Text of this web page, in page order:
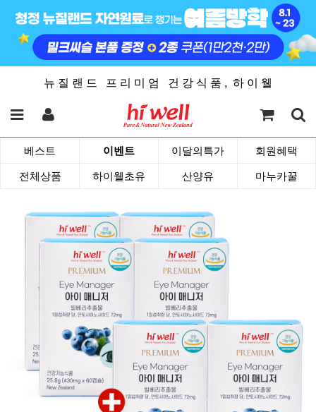
뉴 질 랜 드 프 리 미 엄 건 강 식 품 , 하 이 웰
베스트 이벤트 이달의특가 회원혜택
전체상품 하이웰초유 산양유 마누카꿀